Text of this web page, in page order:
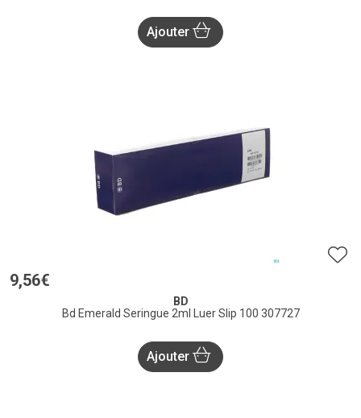
Ajouter
9,56€
BD
Bd Emerald Seringue 2ml Luer Slip 100 307727
Ajouter